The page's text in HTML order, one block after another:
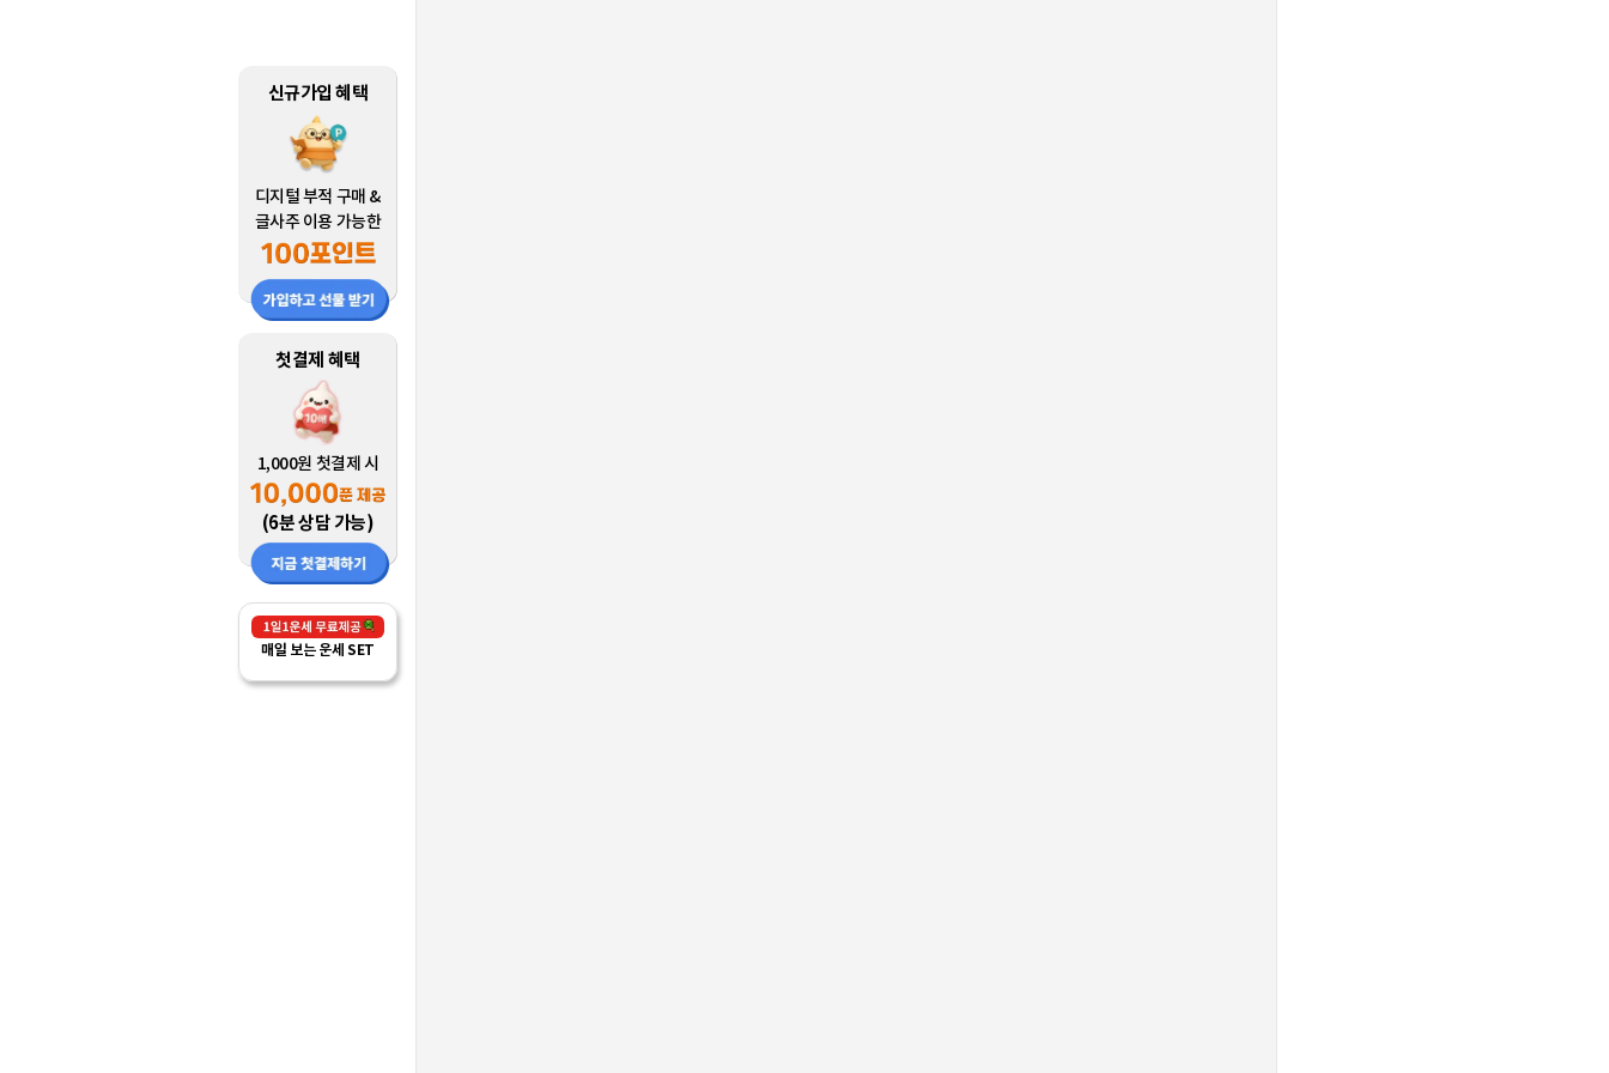
신규가입 혜택
디지털 부적 구매 &
글사주 이용 가능한
첫결제 혜택
1,000원 첫결제 시
(6분 상담 가능)
매일 보는 운세 SET